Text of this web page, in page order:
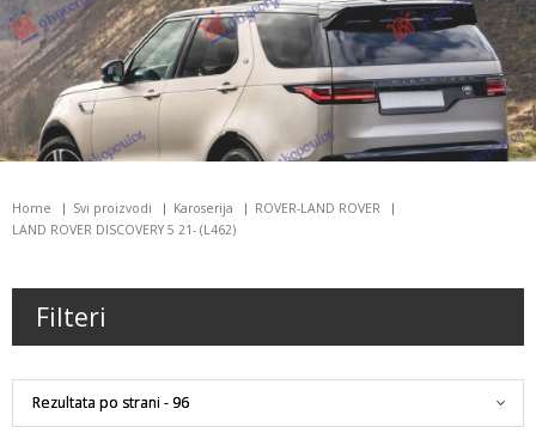
Home Svi proizvodi Karoserija
ROVER-LAND ROVER
LAND ROVER DISCOVERY 5 21- (L462)
Filteri